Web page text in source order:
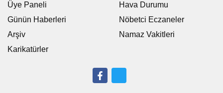
Üye Paneli
Günün Haberleri
Arşiv
Karikatürler
Hava Durumu
Nöbetci Eczaneler
Namaz Vakitleri